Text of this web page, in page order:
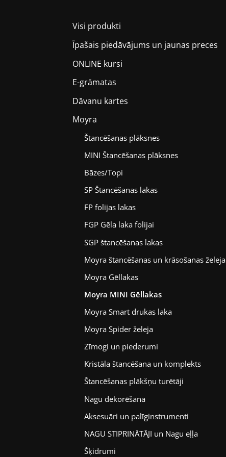
Visi produkti
Īpašais piedāvājums un jaunas preces
ONLINE kursi
E-grāmatas
Dāvanu kartes
Moyra
Štancēšanas plāksnes
MINI Štancēšanas plāksnes
Bāzes/Topi
SP Štancēšanas lakas
FP folijas lakas
FGP Gēla laka folijai
SGP štancēšanas lakas
Moyra štancēšanas un krāsošanas želeja
Moyra Gēllakas
Moyra MINI Gēllakas
Moyra Smart drukas laka
Moyra Spider želeja
Zīmogi un piederumi
Kristāla štancēšana un komplekts
Štancēšanas plākšņu turētāji
Nagu dekorēšana
Aksesuāri un palīginstrumenti
NAGU STIPRINĀTĀJI un Nagu eļļa
Šķidrumi